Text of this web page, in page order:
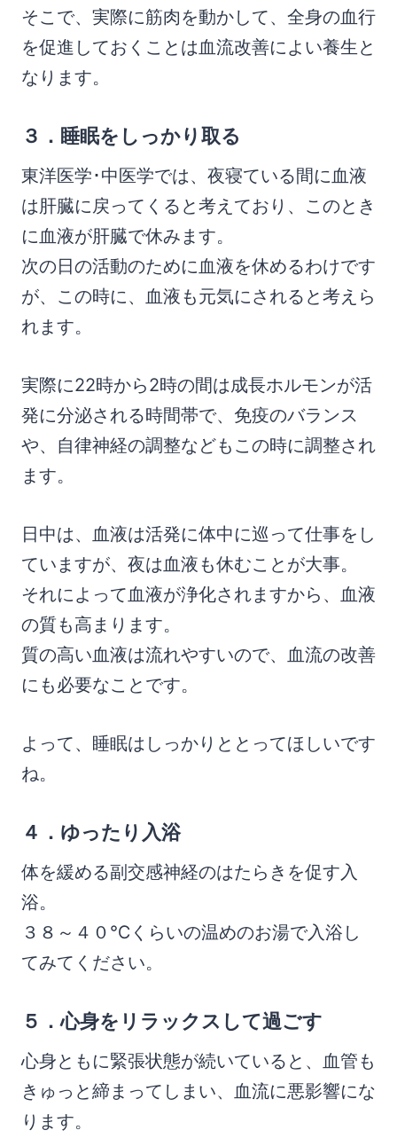
そこで、実際に筋肉を動かして、全身の血行
を促進しておくことは血流改善によい養生と
なります。
３．睡眠をしっかり取る
東洋医学･中医学では、夜寝ている間に血液
は肝臓に戻ってくると考えており、このとき
に血液が肝臓で休みます。
次の日の活動のために血液を休めるわけです
が、この時に、血液も元気にされると考えら
れます。
実際に22時から2時の間は成長ホルモンが活
発に分泌される時間帯で、免疫のバランス
や、自律神経の調整などもこの時に調整され
ます。
日中は、血液は活発に体中に巡って仕事をし
ていますが、夜は血液も休むことが大事。
それによって血液が浄化されますから、血液
の質も高まります。
質の高い血液は流れやすいので、血流の改善
にも必要なことです。
よって、睡眠はしっかりととってほしいです
ね。
４．ゆったり入浴
体を緩める副交感神経のはたらきを促す入
浴。
３８～４０℃くらいの温めのお湯で入浴し
てみてください。
５．心身をリラックスして過ごす
心身ともに緊張状態が続いていると、血管も
きゅっと締まってしまい、血流に悪影響にな
ります。